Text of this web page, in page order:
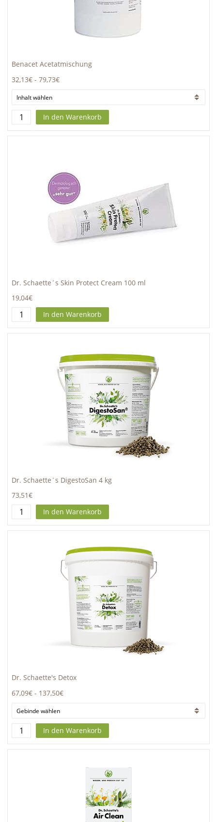
Benacet Acetatmischung
32,13€ - 79,73€
In den Warenkorb
Dr. Schaette´s Skin Protect Cream 100 ml
19,04€
In den Warenkorb
Dr. Schaette´s DigestoSan 4 kg
73,51€
In den Warenkorb
Dr. Schaette's Detox
67,09€ - 137,50€
In den Warenkorb